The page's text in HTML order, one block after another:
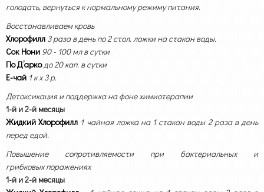
голодать, вернуться к нормальному режиму питания.
Восстанавливаем кровь
Хлорофилл 3 раза в день по 2 стол. ложки на стакан воды.
Сок Нони 90 - 100 мл в сутки
По Д’аркодо 20 кап. в сутки
Е-чай 1 к х 3 р.
Детоксикация и поддержка на фоне химиотерапии
1-й и 2-й месяцы
Жидкий Хлорофилл 1 чайная ложка на 1 стакан воды 2 раза в день
перед едой.
Повышение сопротивляемости при бактериальных и
грибковых поражениях
1-й и 2-й месяцы